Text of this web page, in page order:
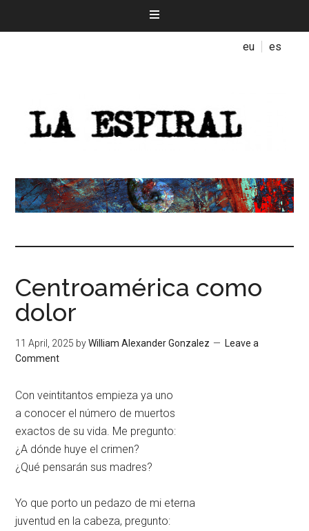
eu es
Centroamérica como
dolor
11 April, 2025 byWilliam Alexander Gonzalez
Leave a
Comment
Con veintitantos empieza ya uno
a conocer el número de muertos
exactos de su vida. Me pregunto:
¿A dónde huye el crimen?
¿Qué pensarán sus madres?
Yo que porto un pedazo de mi eterna
juventud en la cabeza, pregunto: